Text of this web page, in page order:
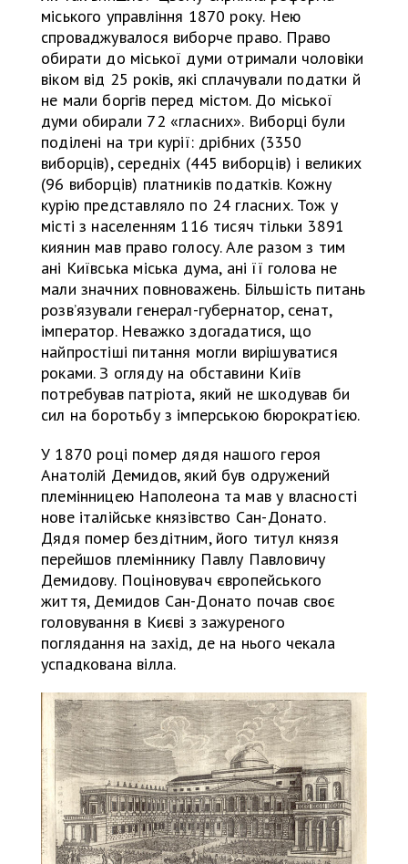
міського управління 1870 року. Нею
спроваджувалося виборче право. Право
обирати до міської думи отримали чоловіки
віком від 25 років, які сплачували податки й
не мали боргів перед містом. До міської
думи обирали 72 «гласних». Виборці були
поділені на три курії: дрібних (3350
виборців), середніх (445 виборців) і великих
(96 виборців) платників податків. Кожну
курію представляло по 24 гласних. Тож у
місті з населенням 116 тисяч тільки 3891
киянин мав право голосу. Але разом з тим
ані Київська міська дума, ані її голова не
мали значних повноважень. Більшість питань
розвʼязували генерал-губернатор, сенат,
імператор. Неважко здогадатися, що
найпростіші питання могли вирішуватися
роками. З огляду на обставини Київ
потребував патріота, який не шкодував би
сил на боротьбу з імперською бюрократією.
У 1870 році помер дядя нашого героя
Анатолій Демидов, який був одружений
племінницею Наполеона та мав у власності
нове італійське князівство Сан-Донато.
Дядя помер бездітним, його титул князя
перейшов племіннику Павлу Павловичу
Демидову. Поціновувач європейського
життя, Демидов Сан-Донато почав своє
головування в Києві з зажуреного
поглядання на захід, де на нього чекала
успадкована вілла.